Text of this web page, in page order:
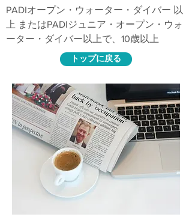
PADIオープン・ウォーター・ダイバー 以
上 またはPADIジュニア・オープン・ウォ
ーター・ダイバー以上で、10歳以上
トップに戻る